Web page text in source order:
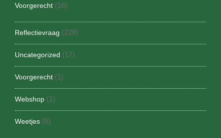
Voorgerecht (16)
Reflectievraag (228)
Uncategorized (17)
Voorgerecht (1)
Webshop (1)
Weetjes (6)